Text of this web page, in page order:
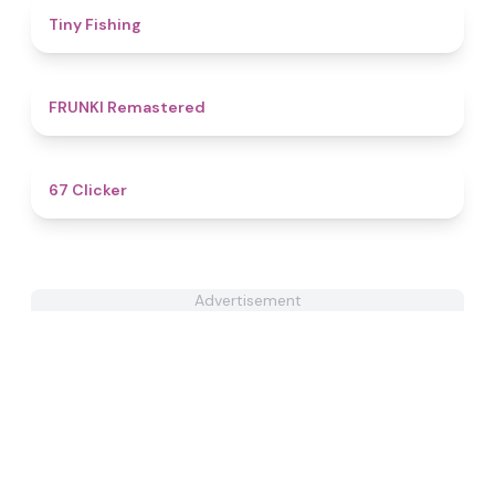
Tiny Fishing
FRUNKI Remastered
67 Clicker
Advertisement